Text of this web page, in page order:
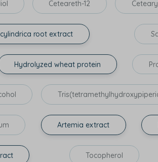
Ceteareth-12
root extract
Hydrolyzed wheat protein
Artemia extract
Tocopherol